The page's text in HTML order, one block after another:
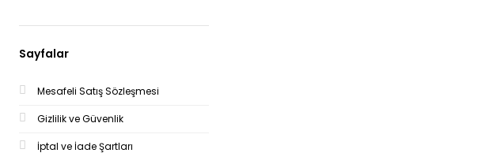
Sayfalar
Mesafeli Satış Sözleşmesi
Gizlilik ve Güvenlik
İptal ve İade Şartları